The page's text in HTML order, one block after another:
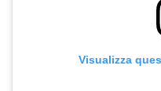
Visualizza